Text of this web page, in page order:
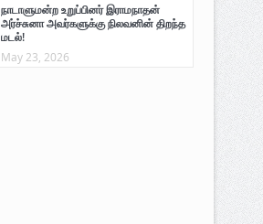
நாடாளுமன்ற உறுப்பினர் இராமநாதன்
அர்ச்சுனா அவர்களுக்கு நிலவனின் திறந்த
மடல்!
May 23, 2026